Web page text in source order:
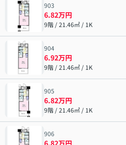
903
6.82万円
9階 / 21.46㎡ / 1K
904
6.92万円
9階 / 21.46㎡ / 1K
905
6.82万円
9階 / 21.46㎡ / 1K
906
6.82万円